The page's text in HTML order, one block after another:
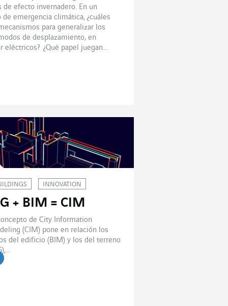
de efecto invernadero. En un
de emergencia climática, ¿cuáles
para generalizar los
de desplazamiento, en
eléctricos? ¿Qué papel juegan...
INNOVATION
+ BIM = CIM
de City Information
(CIM) pone en relación los
del edificio (BIM) y los del terreno